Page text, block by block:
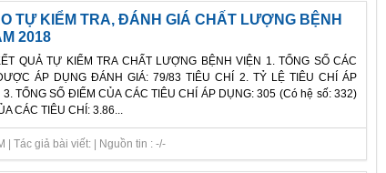
TỰ KIỂM TRA, ĐÁNH GIÁ CHẤT LƯỢNG BỆNH
2018
QUẢ TỰ KIỂM TRA CHẤT LƯỢNG BỆNH VIỆN 1. TỔNG SỐ CÁC
ÁP DỤNG ĐÁNH GIÁ: 79/83 TIÊU CHÍ 2. TỶ LỆ TIÊU CHÍ ÁP
TỔNG SỐ ĐIỂM CỦA CÁC TIÊU CHÍ ÁP DỤNG: 305 (Có hệ số: 332)
CÁC TIÊU CHÍ: 3.86...
| Tác giả bài viết: | Nguồn tin : -/-